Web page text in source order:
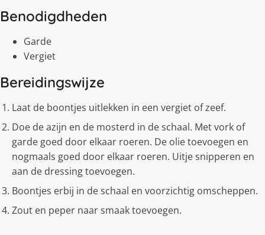
Benodigdheden
Garde
Vergiet
Bereidingswijze
Laat de boontjes uitlekken in een vergiet of zeef.
Doe de azijn en de mosterd in de schaal. Met vork of
garde goed door elkaar roeren. De olie toevoegen en
nogmaals goed door elkaar roeren. Uitje snipperen en
aan de dressing toevoegen.
Boontjes erbij in de schaal en voorzichtig omscheppen.
Zout en peper naar smaak toevoegen.